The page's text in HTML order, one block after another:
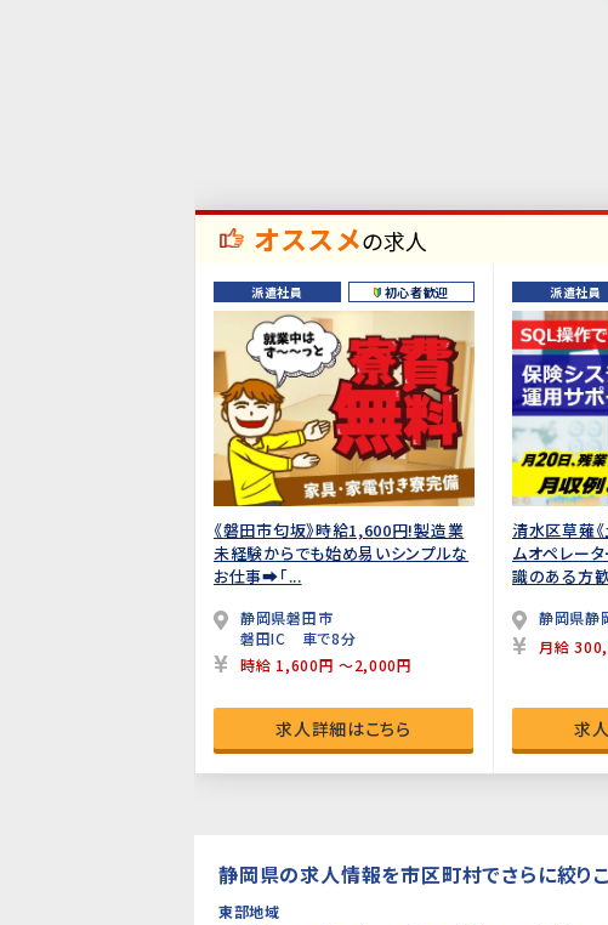
オススメの求人
派遣社員 初心者歓迎
《磐田市匂坂》時給1,600円!製造業
未経験からでも始め易いシンプルな
お仕事➡「...
静岡県磐田市
磐田IC 車で8分
時給 1,600円 ～2,000円
求人詳細はこちら
派遣社員
清水区草薙
ムオペレー
識のある方
静岡県静
月給
求
静岡県の求人情報を市区町村でさらに絞り
東部地域